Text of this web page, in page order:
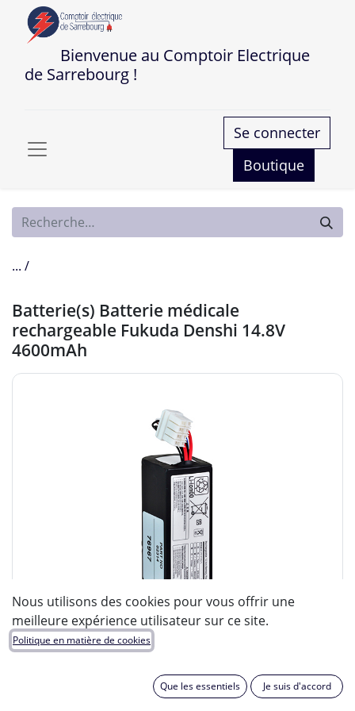
Bienvenue au Comptoir Electrique
de Sarrebourg !
Se connecter
Boutique
... /
Batterie(s) Batterie médicale
rechargeable Fukuda Denshi 14.8V
4600mAh
Nous utilisons des cookies pour vous offrir une
meilleure expérience utilisateur sur ce site.
Politique en matière de cookies
Que les essentiels Je suis d'accord